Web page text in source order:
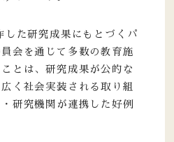
た研究成果にもとづくパ
会を通じて多数の教育施
とは、研究成果が公的な
く社会実装される取り組
研究機関が連携した好例